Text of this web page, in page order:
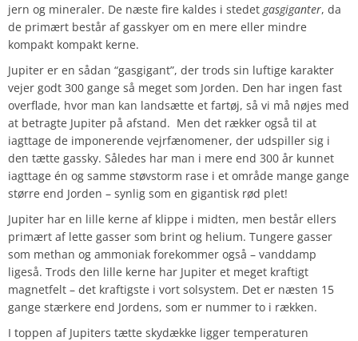
jern og mineraler. De næste fire kaldes i stedet gasgiganter, da
de primært består af gasskyer om en mere eller mindre
kompakt kompakt kerne.
Jupiter er en sådan “gasgigant”, der trods sin luftige karakter
vejer godt 300 gange så meget som Jorden. Den har ingen fast
overflade, hvor man kan landsætte et fartøj, så vi må nøjes med
at betragte Jupiter på afstand. Men det rækker også til at
iagttage de imponerende vejrfænomener, der udspiller sig i
den tætte gassky. Således har man i mere end 300 år kunnet
iagttage én og samme støvstorm rase i et område mange gange
større end Jorden – synlig som en gigantisk rød plet!
Jupiter har en lille kerne af klippe i midten, men består ellers
primært af lette gasser som brint og helium. Tungere gasser
som methan og ammoniak forekommer også – vanddamp
ligeså. Trods den lille kerne har Jupiter et meget kraftigt
magnetfelt – det kraftigste i vort solsystem. Det er næsten 15
gange stærkere end Jordens, som er nummer to i rækken.
I toppen af Jupiters tætte skydække ligger temperaturen